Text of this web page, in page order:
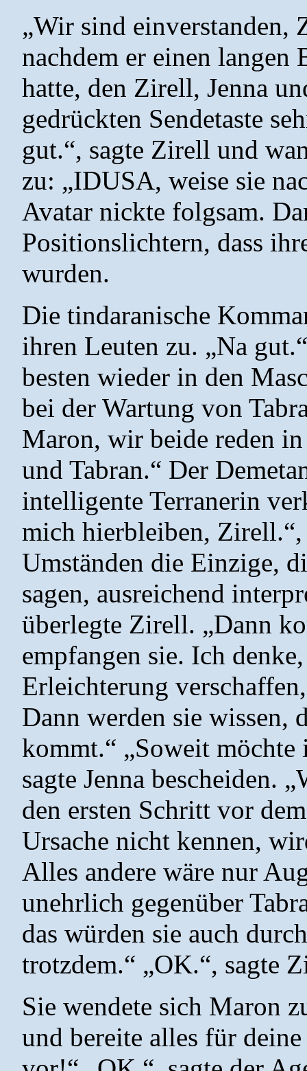
„Wir sind einverstanden,
nachdem er einen
hatte, den Zirell, Jenna
gedrückten Sendetaste
gut.“, sagte Zirell und
zu: „IDUSA, weise sie
Avatar nickte folgsam.
Positionslichtern, dass
wurden.
Die tindaranische
ihren Leuten zu. „Na
besten wieder in den
bei der Wartung von
Maron, wir beide reden
und Tabran.“ Der
intelligente Terranerin
mich hierbleiben,
Umständen die Einzige,
sagen, ausreichend
überlegte Zirell. „Dann
empfangen sie. Ich
Erleichterung
Dann werden sie wissen,
kommt.“ „Soweit
sagte Jenna bescheiden.
den ersten Schritt vor
Ursache nicht kennen,
Alles andere wäre nur
unehrlich gegenüber
das würden sie auch
trotzdem.“ „OK.“, sagte
Sie wendete sich Maron
und bereite alles für